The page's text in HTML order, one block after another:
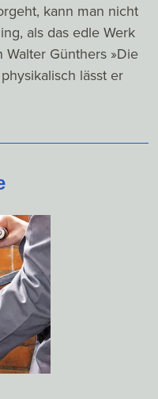
kann man nicht
als das edle Werk
Günthers »Die
lässt er